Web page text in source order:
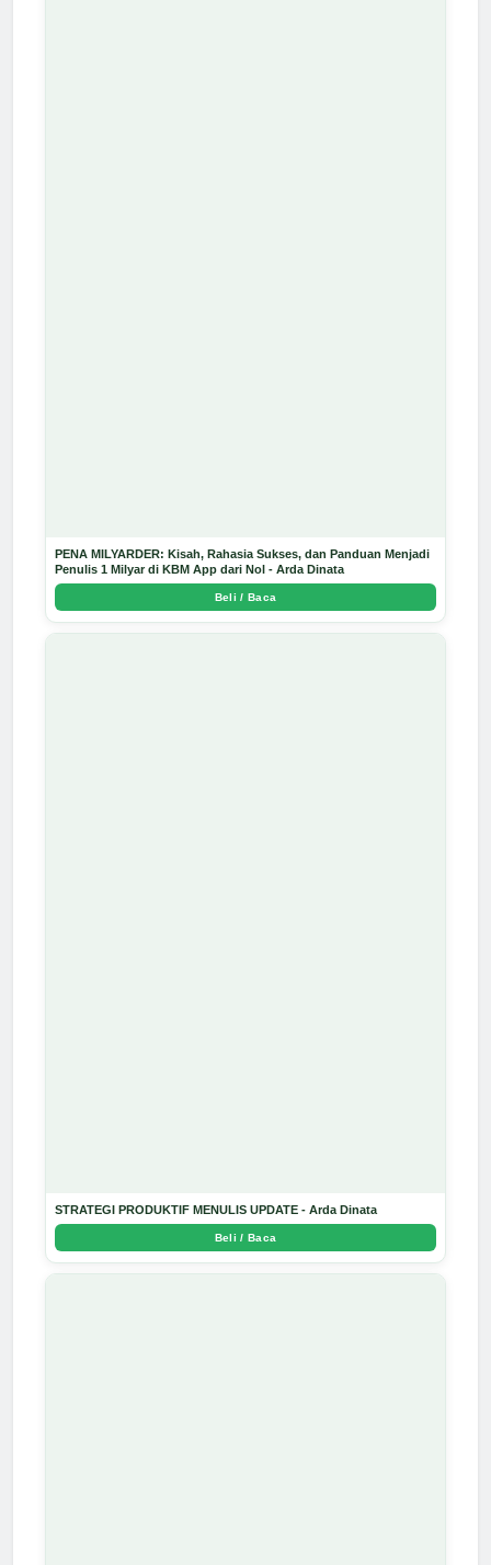
PENA MILYARDER: Kisah, Rahasia Sukses, dan Panduan Menjadi
Penulis 1 Milyar di KBM App dari Nol - Arda Dinata
Beli / Baca
STRATEGI PRODUKTIF MENULIS UPDATE - Arda Dinata
Beli / Baca